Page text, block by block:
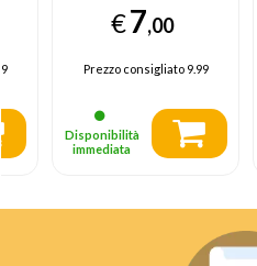
fotocamera Apple
iphone 17 pro max
€7,00
Prezzo consigliato9.99
Disponibilità
immediata